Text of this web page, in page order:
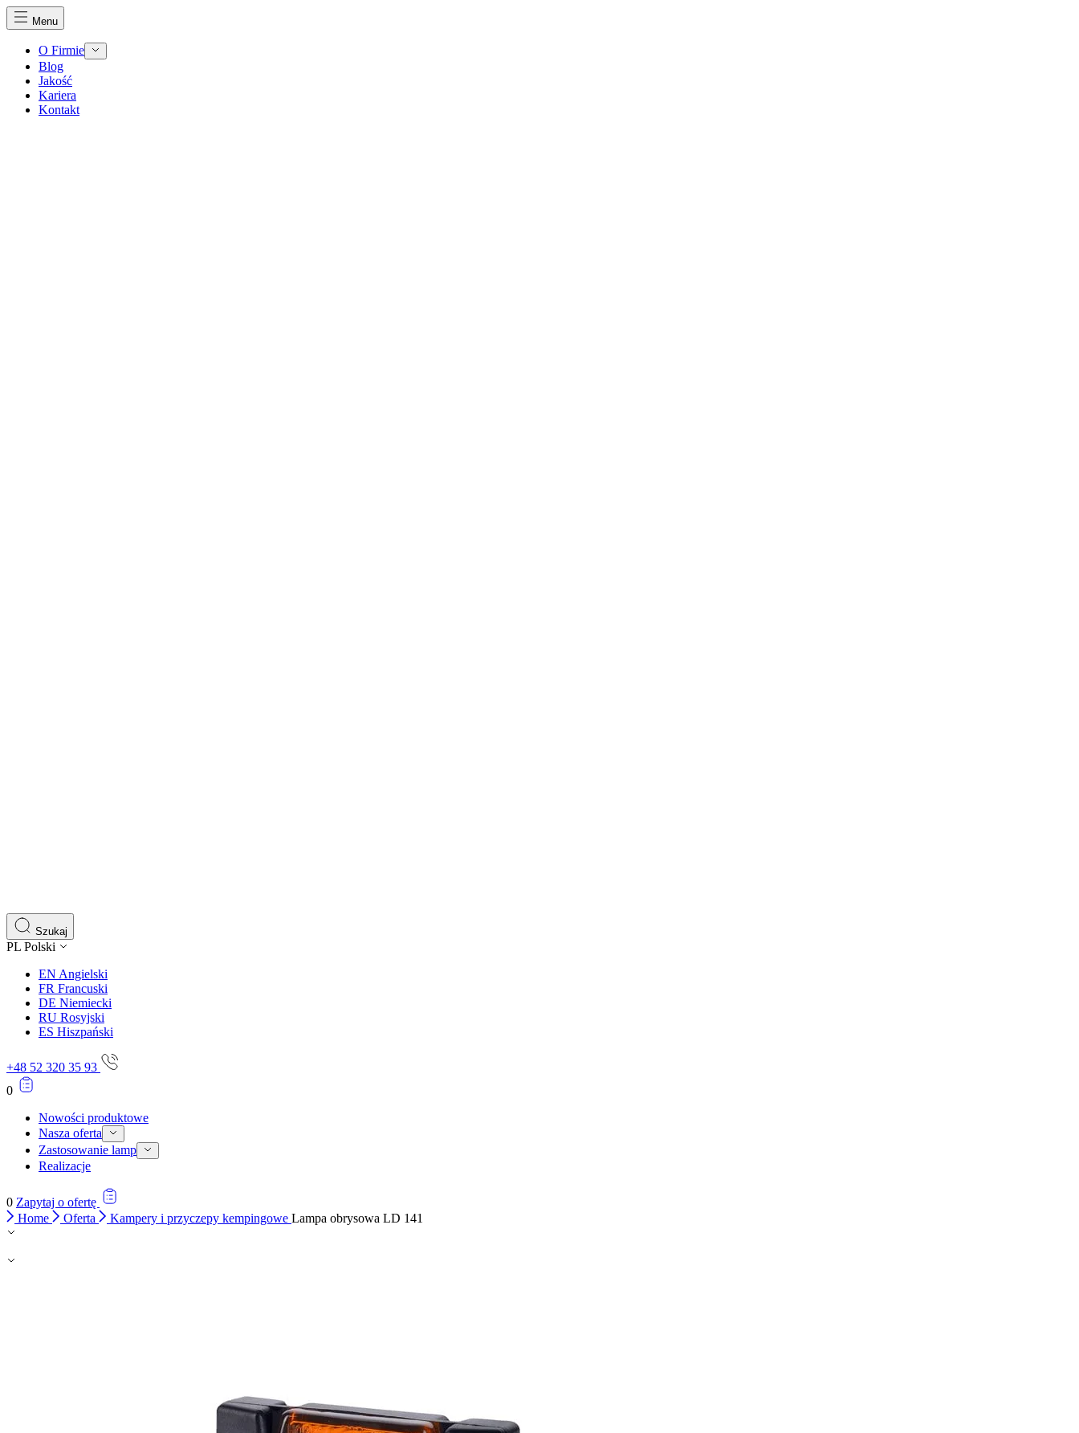
Menu
O Firmie
Blog
Jakość
Kariera
Kontakt
Szukaj
PL Polski
EN Angielski
FR Francuski
DE Niemiecki
RU Rosyjski
ES Hiszpański
+48 52 320 35 93
0
Nowości produktowe
Nasza oferta
Zastosowanie lamp
Realizacje
0 Zapytaj o ofertę
Home
Oferta Kampery i przyczepy kempingowe Lampa obrysowa LD 141